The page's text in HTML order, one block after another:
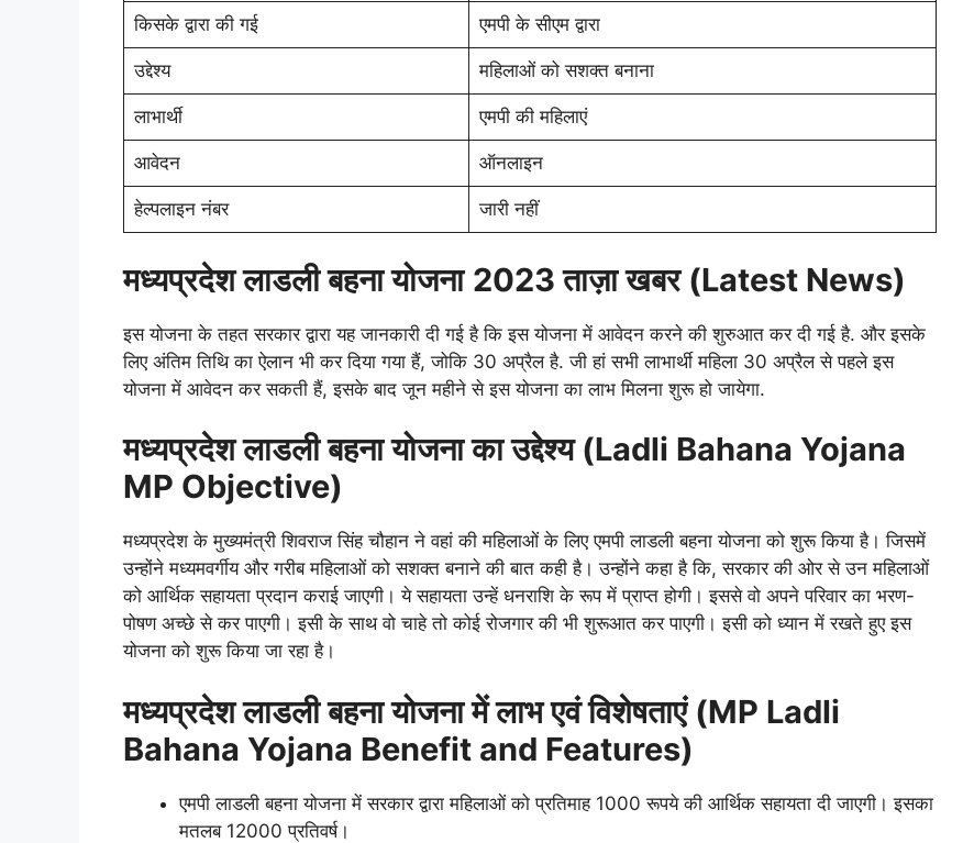
किसके द्वारा की गई एमपी के सीएम द्वारा
उद्देश्य महिलाओं को सशक्त बनाना
लाभार्थी एमपी की महिलाएं
आवेदन ऑनलाइन
हेल्पलाइन नंबर जारी नहीं
मध्यप्रदेश लाडली बहना योजना 2023 ताज़ा खबर (Latest News)
इस योजना के तहत सरकार द्वारा यह जानकारी दी गई है कि इस योजना में आवेदन करने की शुरुआत कर दी गई है. और इसके
लिए अंतिम तिथि का ऐलान भी कर दिया गया हैं, जोकि 30 अप्रैल है. जी हां सभी लाभार्थी महिला 30 अप्रैल से पहले इस
योजना में आवेदन कर सकती हैं, इसके बाद जून महीने से इस योजना का लाभ मिलना शुरू हो जायेगा.
मध्यप्रदेश लाडली बहना योजना का उद्देश्य (Ladli Bahana Yojana
MP Objective)
मध्यप्रदेश के मुख्यमंत्री शिवराज सिंह चौहान ने वहां की महिलाओं के लिए एमपी लाडली बहना योजना को शुरू किया है। जिसमें
उन्होंने मध्यमवर्गीय और गरीब महिलाओं को सशक्त बनाने की बात कही है। उन्होंने कहा है कि, सरकार की ओर से उन महिलाओं
को आर्थिक सहायता प्रदान कराई जाएगी। ये सहायता उन्हें धनराशि के रूप में प्राप्त होगी। इससे वो अपने परिवार का भरण-
पोषण अच्छे से कर पाएगी। इसी के साथ वो चाहे तो कोई रोजगार की भी शुरूआत कर पाएगी। इसी को ध्यान में रखते हुए इस
योजना को शुरू किया जा रहा है।
मध्यप्रदेश लाडली बहना योजना में लाभ एवं विशेषताएं (MP Ladli
Bahana Yojana Benefit and Features)
एमपी लाडली बहना योजना में सरकार द्वारा महिलाओं को प्रतिमाह 1000 रूपये की आर्थिक सहायता दी जाएगी। इसका
मतलब 12000 प्रतिवर्ष।